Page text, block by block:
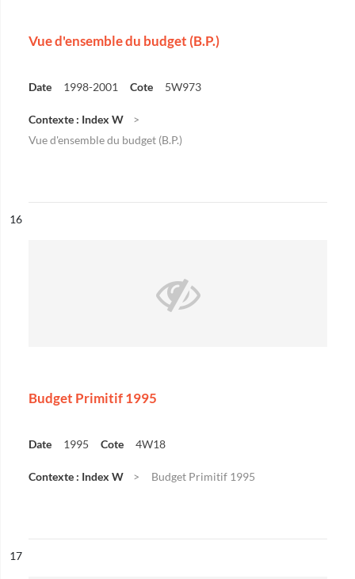
Vue d'ensemble du budget (B.P.)
Date 1998-2001 Cote 5W973
Contexte : Index W
Vue d'ensemble du budget (B.P.)
n°
16
Budget Primitif 1995
Date 1995 Cote 4W18
Contexte : Index W Budget Primitif 1995
n°
17